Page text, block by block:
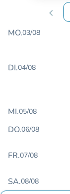
chevron_left
MO.03/08
DI.04/08
MI.05/08
DO.06/08
FR.07/08
SA.08/08